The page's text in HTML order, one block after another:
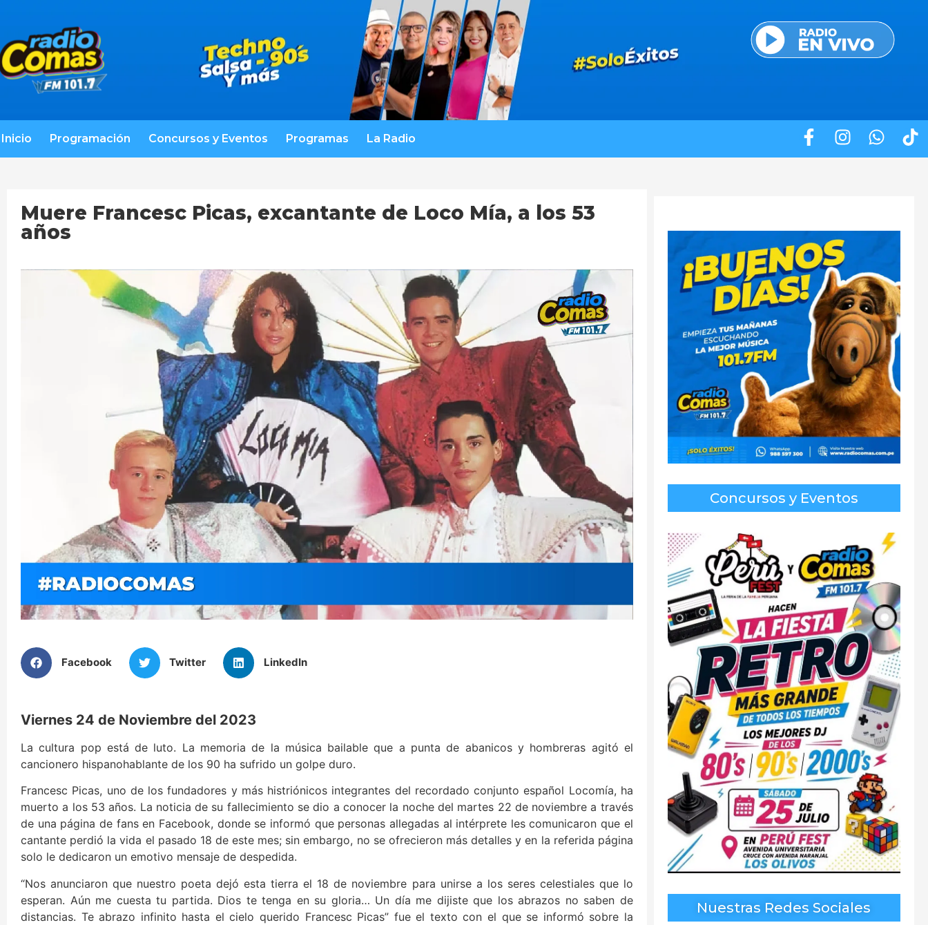
Inicio Programación Concursos y Eventos Programas La Radio
Muere Francesc Picas, excantante de Loco Mía, a los 53
años
Facebook Twitter LinkedIn
Viernes 24 de Noviembre del 2023
La cultura pop está de luto. La memoria de la música bailable que a punta de abanicos y hombreras agitó el
cancionero hispanohablante de los 90 ha sufrido un golpe duro.
Francesc Picas, uno de los fundadores y más histriónicos integrantes del recordado conjunto español Locomía, ha
muerto a los 53 años. La noticia de su fallecimiento se dio a conocer la noche del martes 22 de noviembre a través
de una página de fans en Facebook, donde se informó que personas allegadas al intérprete les comunicaron que el
cantante perdió la vida el pasado 18 de este mes; sin embargo, no se ofrecieron más detalles y en la referida página
solo le dedicaron un emotivo mensaje de despedida.
“Nos anunciaron que nuestro poeta dejó esta tierra el 18 de noviembre para unirse a los seres celestiales que lo
esperan. Aún me cuesta tu partida. Dios te tenga en su gloria… Un día me dijiste que los abrazos no saben de
distancias. Te abrazo infinito hasta el cielo querido Francesc Picas” fue el texto con el que se informó sobre la
Concursos y Eventos
Nuestras Redes Sociales